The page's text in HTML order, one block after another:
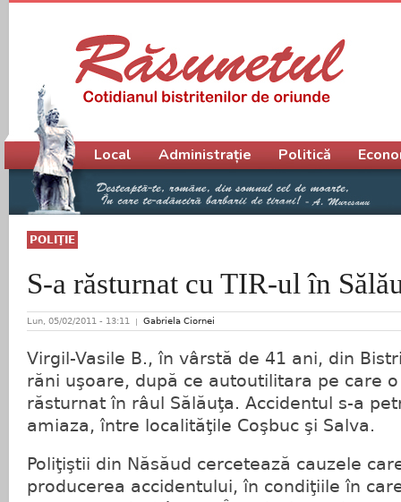
POLIŢIE
S-a răsturnat cu TIR-ul în
Lun, 05/02/2011 - 13:11 Gabriela Ciornei
Virgil-Vasile B., în vârstă de 41 ani, din
răni uşoare, după ce autoutilitara pe care
răsturnat în râul Sălăuţa. Accidentul s-a
amiaza, între localităţile Coşbuc şi Salva.
Poliţiştii din Năsăud cercetează cauzele
producerea accidentului, în condiţiile în
Meniu principal
Local Administrație Politică